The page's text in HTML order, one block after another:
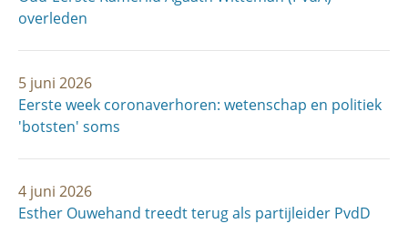
overleden
5 juni 2026
Eerste week coronaverhoren: wetenschap en politiek
'botsten' soms
4 juni 2026
Esther Ouwehand treedt terug als partijleider PvdD